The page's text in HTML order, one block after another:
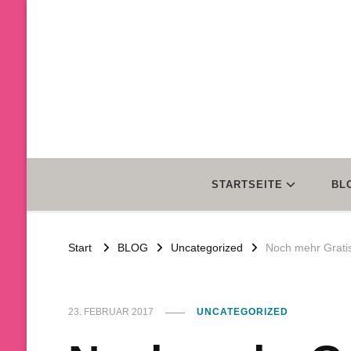
STARTSEITE
Start BLOG Uncategorized Noch mehr
23. FEBRUAR 2017 UNCATEGORIZED